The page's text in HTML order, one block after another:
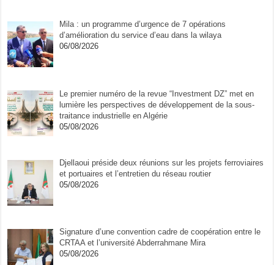
Mila : un programme d’urgence de 7 opérations
d’amélioration du service d’eau dans la wilaya
06/08/2026
Le premier numéro de la revue “Investment DZ” met en
lumière les perspectives de développement de la sous-
traitance industrielle en Algérie
05/08/2026
Djellaoui préside deux réunions sur les projets ferroviaires
et portuaires et l’entretien du réseau routier
05/08/2026
Signature d’une convention cadre de coopération entre le
CRTAA et l’université Abderrahmane Mira
05/08/2026